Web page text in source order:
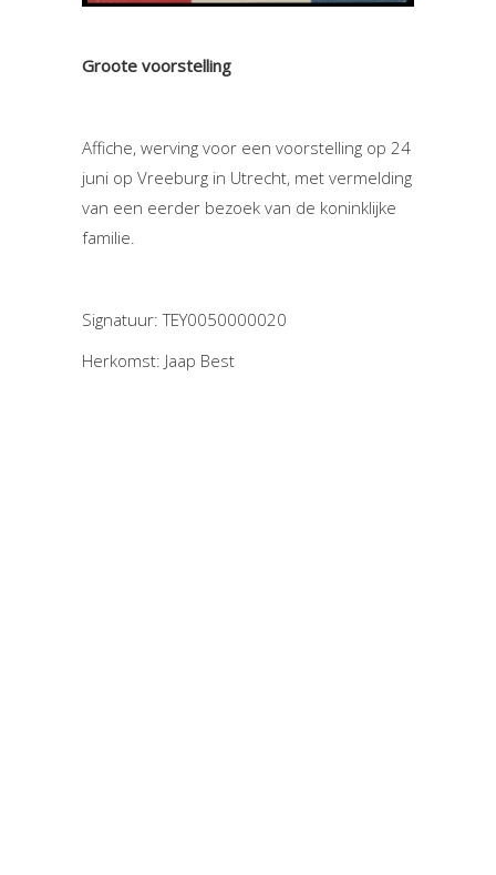
Groote voorstelling
Affiche, werving voor een voorstelling op 24
juni op Vreeburg in Utrecht, met vermelding
van een eerder bezoek van de koninklijke
familie.
Signatuur: TEY0050000020
Herkomst: Jaap Best